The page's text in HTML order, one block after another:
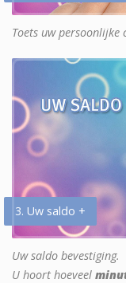
Toets uw persoonlijke
3. Uw saldo +
Uw saldo bevestiging.
U hoort hoeveel